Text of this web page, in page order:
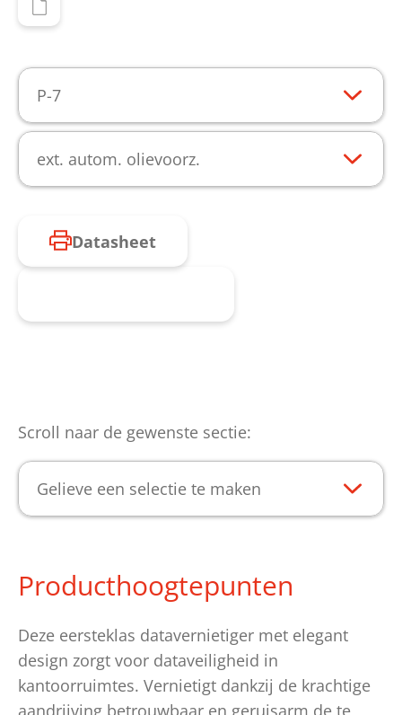
P-7
ext. autom. olievoorz.
Datasheet
Scroll naar de gewenste sectie:
Gelieve een selectie te maken
Producthoogtepunten
Deze eersteklas datavernietiger met elegant
design zorgt voor dataveiligheid in
kantoorruimtes. Vernietigt dankzij de krachtige
aandrijving betrouwbaar en geruisarm de te